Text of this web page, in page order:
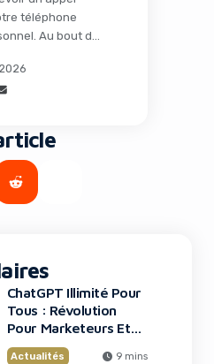
téléphone
Au bout du
bloque
critique
et codes
C’est
qui arrive aux
firmes
ChatGPT Illimité Pour
Tous : Révolution
Pour Marketeurs Et
Startups
Actualités 9 mins